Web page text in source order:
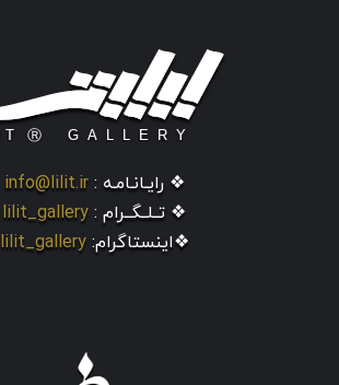
❖ رایـانـامـه : info@lilit.ir
❖ تــلــگــرام : lilit_gallery
❖اینستاگرام: lilit_gallery